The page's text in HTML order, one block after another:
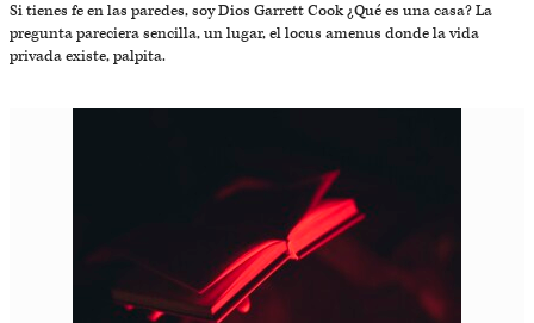
Si tienes fe en las paredes, soy Dios Garrett Cook ¿Qué es una casa? La
pregunta pareciera sencilla, un lugar, el locus amenus donde la vida
privada existe, palpita.